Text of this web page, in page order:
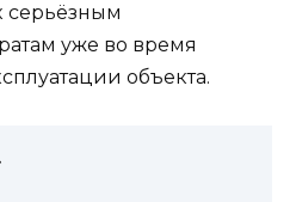
серьёзным
уже во время
объекта.